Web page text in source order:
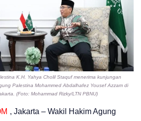
K.H. Yahya Cholil Staquf menerima kunjungan
Palestina Mohammed Abdalhafez Yousef Azzam di
(Foto: Mohammad Rizky/LTN PBNU)
, Jakarta – Wakil Hakim Agung